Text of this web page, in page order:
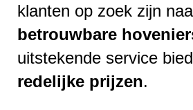
klanten op zoek zijn
betrouwbare
uitstekende service
redelijke prijzen.